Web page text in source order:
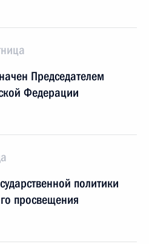
Председателем
Федерации
политики
просвещения